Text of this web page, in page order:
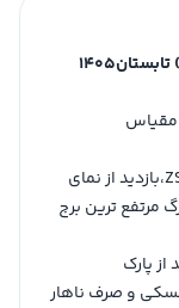
مقیاس
*بازدید از خلیج فنلاند،عبور از پل معلق کابلی ZSD،بازدید از نمای
مرتفع ترین برج
از پارک
و صرف ناهار